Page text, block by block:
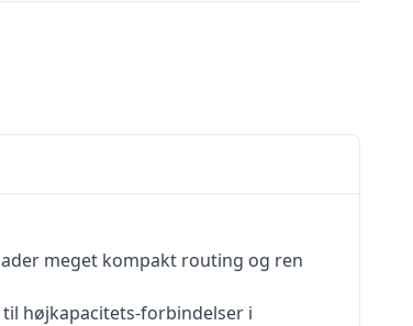
meget kompakt routing og ren
højkapacitets-forbindelser i